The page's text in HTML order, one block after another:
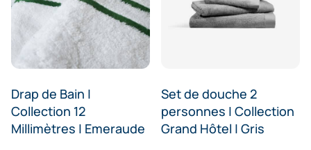
Drap de Bain |
Collection 12
Millimètres | Emeraude
Set de douche 2
personnes | Collection
Grand Hôtel | Gris